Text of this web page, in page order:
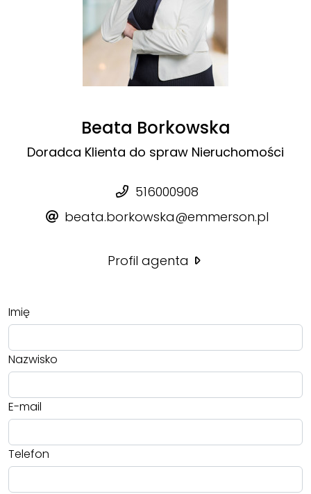
Beata Borkowska
Doradca Klienta do spraw Nieruchomości
516000908
beata.borkowska@emmerson.pl
Profil agenta
Imię
Nazwisko
E-mail
Telefon